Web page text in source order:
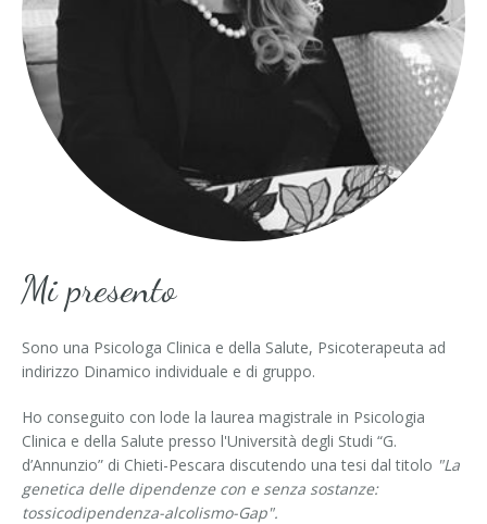
Depressione
Disturbi alimentari
Anoressia
Binge eating – Disturbo da alimentazione incontrollata
Problematiche relazionali e di coppia
Psicologia dell'infanzia e dell'adolescenza
Crescita personale e miglioramento della comunicazione
Benessere psico-fisico (gestione dello stress e tecnihe di
rilassamento)
Disturbi di personalità
Mi presento
Sono una Psicologa Clinica e della Salute, Psicoterapeuta ad
indirizzo Dinamico individuale e di gruppo.
Ho conseguito con lode la laurea magistrale in Psicologia
Clinica e della Salute presso l'Università degli Studi “G.
d’Annunzio” di Chieti-Pescara discutendo una tesi dal titolo "La
genetica delle dipendenze con e senza sostanze:
tossicodipendenza-alcolismo-Gap".